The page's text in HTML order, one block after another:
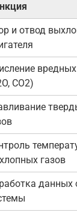
и отвод
CO2)
газов
данных